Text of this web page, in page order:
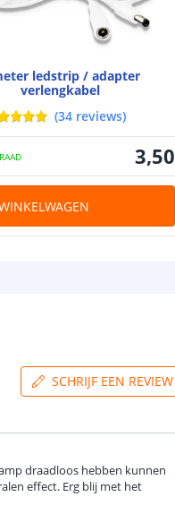
ledstrip / adapter
verlengkabel
(34 reviews)
3,50
SCHRIJF EEN REVIEW
draadloos hebben kunnen
effect. Erg blij met het